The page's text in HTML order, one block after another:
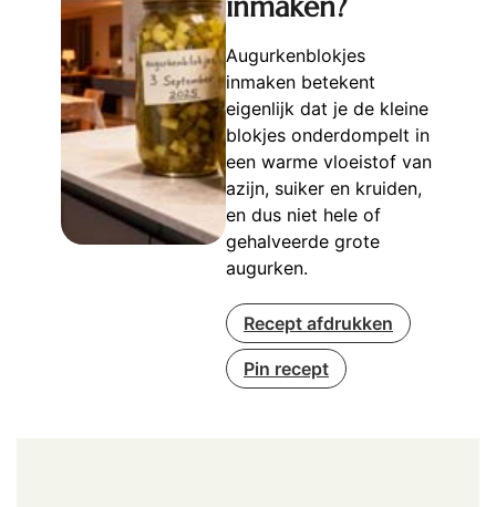
Augurkenblokjes
inmaken betekent
eigenlijk dat je de kleine
blokjes onderdompelt in
een warme vloeistof van
azijn, suiker en kruiden,
en dus niet hele of
gehalveerde grote
augurken.
Recept afdrukken
Pin recept